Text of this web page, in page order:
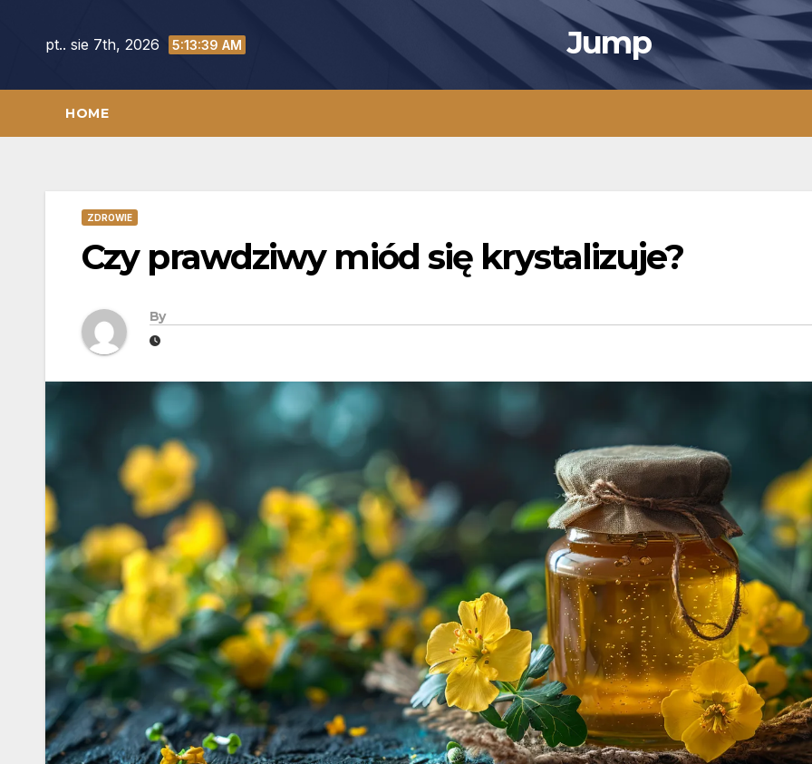
pt.. sie 7th, 2026 5:13:40 AM Jump
HOME
ZDROWIE
Czy prawdziwy miód się krystalizuje?
By